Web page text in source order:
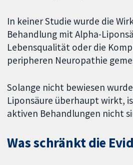
In keiner Studie wurde die
Behandlung mit Alpha-
Lebensqualität oder die
peripheren Neuropathie
Solange nicht bewiesen
Liponsäure überhaupt wirkt,
aktiven Behandlungen nicht
Was schränkt die